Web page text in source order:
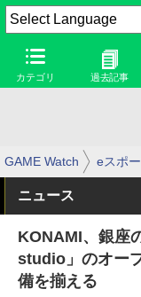
カテゴリ 過去記事
GAME Watch eスポ
ニュース
KONAMI、銀座
studio」のオー
備を揃える